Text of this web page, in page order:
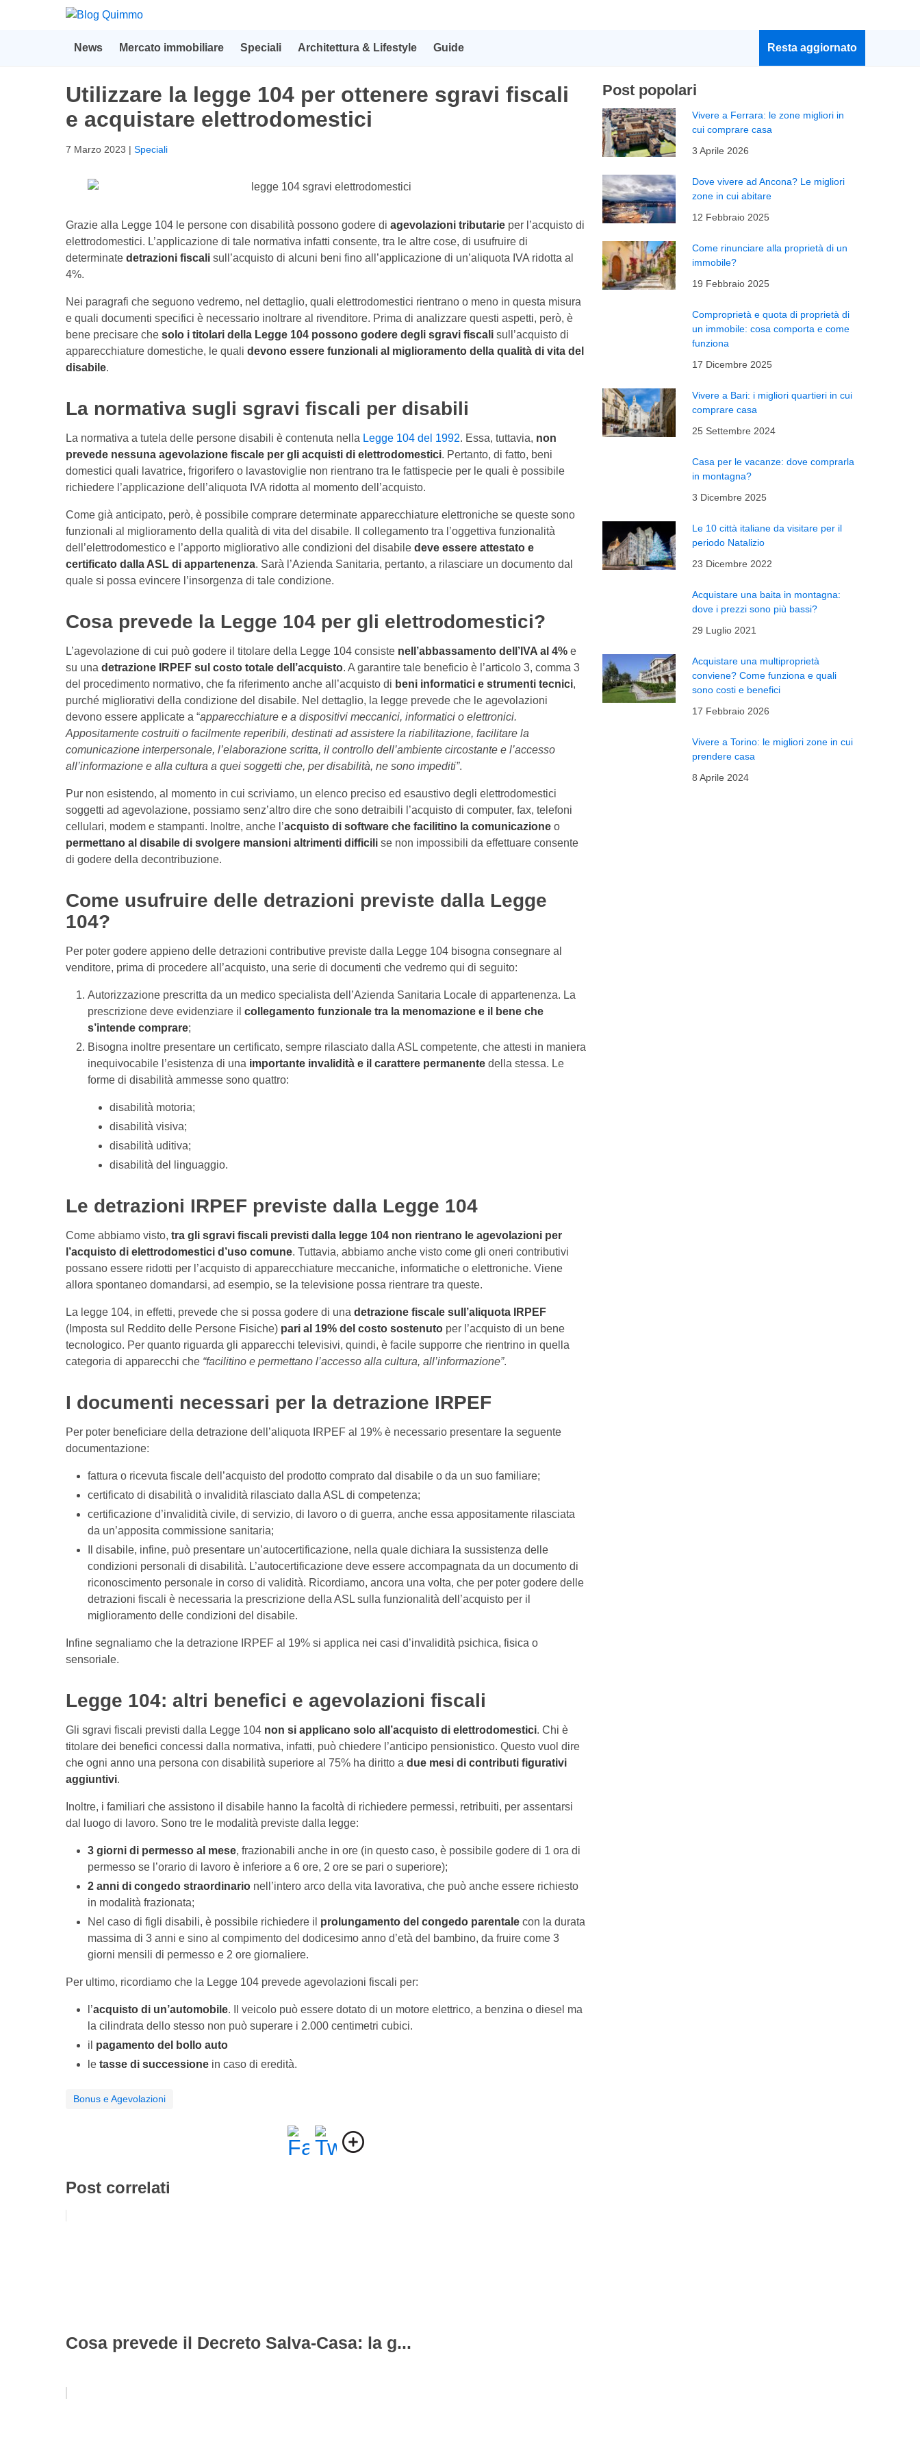
News Mercato immobiliare Speciali Architettura & Lifestyle Guide Resta aggiornato
Utilizzare la legge 104 per ottenere sgravi fiscali
e acquistare elettrodomestici
7 Marzo 2023 | Speciali
Grazie alla Legge 104 le persone con disabilità possono godere di agevolazioni tributarie per l’acquisto di
elettrodomestici. L’applicazione di tale normativa infatti consente, tra le altre cose, di usufruire di
determinate detrazioni fiscali sull’acquisto di alcuni beni fino all’applicazione di un’aliquota IVA ridotta al
4%.
Nei paragrafi che seguono vedremo, nel dettaglio, quali elettrodomestici rientrano o meno in questa misura
e quali documenti specifici è necessario inoltrare al rivenditore. Prima di analizzare questi aspetti, però, è
bene precisare che solo i titolari della Legge 104 possono godere degli sgravi fiscali sull’acquisto di
apparecchiature domestiche, le quali devono essere funzionali al miglioramento della qualità di vita del
disabile.
La normativa sugli sgravi fiscali per disabili
La normativa a tutela delle persone disabili è contenuta nella Legge 104 del 1992. Essa, tuttavia, non
prevede nessuna agevolazione fiscale per gli acquisti di elettrodomestici. Pertanto, di fatto, beni
domestici quali lavatrice, frigorifero o lavastoviglie non rientrano tra le fattispecie per le quali è possibile
richiedere l’applicazione dell’aliquota IVA ridotta al momento dell’acquisto.
Come già anticipato, però, è possibile comprare determinate apparecchiature elettroniche se queste sono
funzionali al miglioramento della qualità di vita del disabile. Il collegamento tra l’oggettiva funzionalità
dell’elettrodomestico e l’apporto migliorativo alle condizioni del disabile deve essere attestato e
certificato dalla ASL di appartenenza. Sarà l’Azienda Sanitaria, pertanto, a rilasciare un documento dal
quale si possa evincere l’insorgenza di tale condizione.
Cosa prevede la Legge 104 per gli elettrodomestici?
L’agevolazione di cui può godere il titolare della Legge 104 consiste nell’abbassamento dell’IVA al 4% e
su una detrazione IRPEF sul costo totale dell’acquisto. A garantire tale beneficio è l’articolo 3, comma 3
del procedimento normativo, che fa riferimento anche all’acquisto di beni informatici e strumenti tecnici,
purché migliorativi della condizione del disabile. Nel dettaglio, la legge prevede che le agevolazioni
devono essere applicate a “apparecchiature e a dispositivi meccanici, informatici o elettronici.
Appositamente costruiti o facilmente reperibili, destinati ad assistere la riabilitazione, facilitare la
comunicazione interpersonale, l’elaborazione scritta, il controllo dell’ambiente circostante e l’accesso
all’informazione e alla cultura a quei soggetti che, per disabilità, ne sono impediti”.
Pur non esistendo, al momento in cui scriviamo, un elenco preciso ed esaustivo degli elettrodomestici
soggetti ad agevolazione, possiamo senz’altro dire che sono detraibili l’acquisto di computer, fax, telefoni
cellulari, modem e stampanti. Inoltre, anche l’acquisto di software che facilitino la comunicazione o
permettano al disabile di svolgere mansioni altrimenti difficili se non impossibili da effettuare consente
di godere della decontribuzione.
Come usufruire delle detrazioni previste dalla Legge
104?
Per poter godere appieno delle detrazioni contributive previste dalla Legge 104 bisogna consegnare al
venditore, prima di procedere all’acquisto, una serie di documenti che vedremo qui di seguito:
Autorizzazione prescritta da un medico specialista dell’Azienda Sanitaria Locale di appartenenza. La
prescrizione deve evidenziare il collegamento funzionale tra la menomazione e il bene che
s’intende comprare;
Bisogna inoltre presentare un certificato, sempre rilasciato dalla ASL competente, che attesti in maniera
inequivocabile l’esistenza di una importante invalidità e il carattere permanente della stessa. Le
forme di disabilità ammesse sono quattro:
disabilità motoria;
disabilità visiva;
disabilità uditiva;
disabilità del linguaggio.
Le detrazioni IRPEF previste dalla Legge 104
Come abbiamo visto, tra gli sgravi fiscali previsti dalla legge 104 non rientrano le agevolazioni per
l’acquisto di elettrodomestici d’uso comune. Tuttavia, abbiamo anche visto come gli oneri contributivi
possano essere ridotti per l’acquisto di apparecchiature meccaniche, informatiche o elettroniche. Viene
allora spontaneo domandarsi, ad esempio, se la televisione possa rientrare tra queste.
La legge 104, in effetti, prevede che si possa godere di una detrazione fiscale sull’aliquota IRPEF
(Imposta sul Reddito delle Persone Fisiche) pari al 19% del costo sostenuto per l’acquisto di un bene
tecnologico. Per quanto riguarda gli apparecchi televisivi, quindi, è facile supporre che rientrino in quella
categoria di apparecchi che “facilitino e permettano l’accesso alla cultura, all’informazione”.
I documenti necessari per la detrazione IRPEF
Per poter beneficiare della detrazione dell’aliquota IRPEF al 19% è necessario presentare la seguente
documentazione:
fattura o ricevuta fiscale dell’acquisto del prodotto comprato dal disabile o da un suo familiare;
certificato di disabilità o invalidità rilasciato dalla ASL di competenza;
certificazione d’invalidità civile, di servizio, di lavoro o di guerra, anche essa appositamente rilasciata
da un’apposita commissione sanitaria;
Il disabile, infine, può presentare un’autocertificazione, nella quale dichiara la sussistenza delle
condizioni personali di disabilità. L’autocertificazione deve essere accompagnata da un documento di
riconoscimento personale in corso di validità. Ricordiamo, ancora una volta, che per poter godere delle
detrazioni fiscali è necessaria la prescrizione della ASL sulla funzionalità dell’acquisto per il
miglioramento delle condizioni del disabile.
Infine segnaliamo che la detrazione IRPEF al 19% si applica nei casi d’invalidità psichica, fisica o
sensoriale.
Legge 104: altri benefici e agevolazioni fiscali
Gli sgravi fiscali previsti dalla Legge 104 non si applicano solo all’acquisto di elettrodomestici. Chi è
titolare dei benefici concessi dalla normativa, infatti, può chiedere l’anticipo pensionistico. Questo vuol dire
che ogni anno una persona con disabilità superiore al 75% ha diritto a due mesi di contributi figurativi
aggiuntivi.
Inoltre, i familiari che assistono il disabile hanno la facoltà di richiedere permessi, retribuiti, per assentarsi
dal luogo di lavoro. Sono tre le modalità previste dalla legge:
3 giorni di permesso al mese, frazionabili anche in ore (in questo caso, è possibile godere di 1 ora di
permesso se l’orario di lavoro è inferiore a 6 ore, 2 ore se pari o superiore);
2 anni di congedo straordinario nell’intero arco della vita lavorativa, che può anche essere richiesto
in modalità frazionata;
Nel caso di figli disabili, è possibile richiedere il prolungamento del congedo parentale con la durata
massima di 3 anni e sino al compimento del dodicesimo anno d’età del bambino, da fruire come 3
giorni mensili di permesso e 2 ore giornaliere.
Per ultimo, ricordiamo che la Legge 104 prevede agevolazioni fiscali per:
l’acquisto di un’automobile. Il veicolo può essere dotato di un motore elettrico, a benzina o diesel ma
la cilindrata dello stesso non può superare i 2.000 centimetri cubici.
il pagamento del bollo auto
le tasse di successione in caso di eredità.
Bonus e Agevolazioni
Post correlati
Cosa prevede il Decreto Salva-Casa: la g...
Post popolari
Vivere a Ferrara: le zone migliori in
cui comprare casa
3 Aprile 2026
Dove vivere ad Ancona? Le migliori
zone in cui abitare
12 Febbraio 2025
Come rinunciare alla proprietà di un
immobile?
19 Febbraio 2025
Comproprietà e quota di proprietà di
un immobile: cosa comporta e come
funziona
17 Dicembre 2025
Vivere a Bari: i migliori quartieri in cui
comprare casa
25 Settembre 2024
Casa per le vacanze: dove comprarla
in montagna?
3 Dicembre 2025
Le 10 città italiane da visitare per il
periodo Natalizio
23 Dicembre 2022
Acquistare una baita in montagna:
dove i prezzi sono più bassi?
29 Luglio 2021
Acquistare una multiproprietà
conviene? Come funziona e quali
sono costi e benefici
17 Febbraio 2026
Vivere a Torino: le migliori zone in cui
prendere casa
8 Aprile 2024